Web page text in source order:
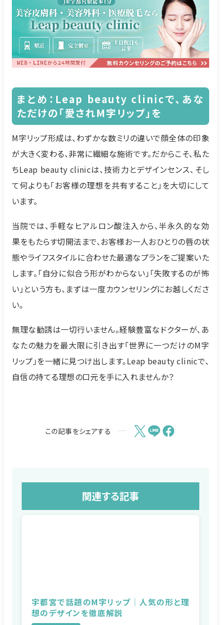
まとめ：Leap beauty clinicで、あな
ただけの「愛されM字リップ」を
M字リップ形成は、わずかな数ミリの違いで顔全体の印象
が大きく変わる、非常に繊細な施術です。だからこそ、私た
ちLeap beauty clinicは、技術力とデザインセンス、そし
て何よりも「お客様の理想を共有すること」を大切にして
います。
当院では、手軽なヒアルロン酸注入から、半永久的な効
果をもたらす切開法まで、お客様お一人おひとりの唇の状
態やライフスタイルに合わせた最適なプランをご提案いた
します。「自分に似合う形がわからない」「失敗するのが怖
い」という方も、まずは一度カウンセリングにお越しくださ
い。
無理な勧誘は一切行いません。経験豊富なドクターが、あ
なたの魅力を最大限に引き出す「世界に一つだけのM字
リップ」を一緒に見つけ出します。Leap beauty clinicで、
自信の持てる理想の口元を手に入れませんか？
この記事をシェアする
関連する記事
宇都宮で話題のM字リップ｜人気の形と理
想のデザインを徹底解説